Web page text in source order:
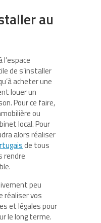
au
de s’installer
acheter une
louer un
Pour ce faire,
ou
local. Pour
alors réaliser
de tous
rendre
peu
réaliser vos
et légales pour
le long terme.